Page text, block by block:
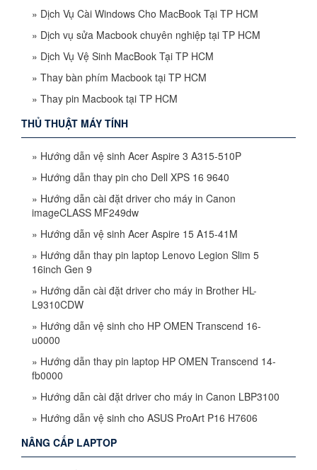
» Dịch Vụ Cài Windows Cho MacBook Tại TP HCM
» Dịch vụ sửa Macbook chuyên nghiệp tại TP HCM
» Dịch Vụ Vệ Sinh MacBook Tại TP HCM
» Thay bàn phím Macbook tại TP HCM
» Thay pin Macbook tại TP HCM
THỦ THUẬT MÁY TÍNH
» Hướng dẫn vệ sinh Acer Aspire 3 A315-510P
» Hướng dẫn thay pin cho Dell XPS 16 9640
» Hướng dẫn cài đặt driver cho máy in Canon
imageCLASS MF249dw
» Hướng dẫn vệ sinh Acer Aspire 15 A15-41M
» Hướng dẫn thay pin laptop Lenovo Legion Slim 5
16inch Gen 9
» Hướng dẫn cài đặt driver cho máy in Brother HL-
L9310CDW
» Hướng dẫn vệ sinh cho HP OMEN Transcend 16-
u0000
» Hướng dẫn thay pin laptop HP OMEN Transcend 14-
fb0000
» Hướng dẫn cài đặt driver cho máy in Canon LBP3100
» Hướng dẫn vệ sinh cho ASUS ProArt P16 H7606
NÂNG CẤP LAPTOP